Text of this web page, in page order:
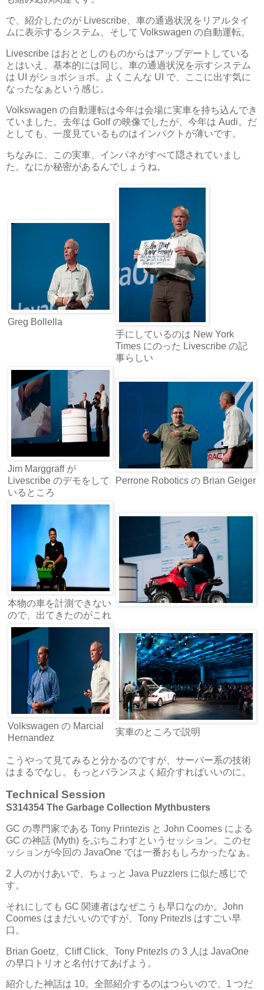
で、紹介したのが Livescribe、車の通過状況をリアルタイ
ムに表示するシステム、そして Volkswagen の自動運転。
Livescribe はおととしのものからはアップデートしている
とはいえ、基本的には同じ。車の通過状況を示すシステム
は UI がショボショボ。よくこんな UI で、ここに出す気に
なったなぁという感じ。
Volkswagen の自動運転は今年は会場に実車を持ち込んでき
ていました。去年は Golf の映像でしたが、今年は Audi。だ
としても、一度見ているものはインパクトが薄いです。
ちなみに、この実車、インパネがすべて隠されていまし
た。なにか秘密があるんでしょうね。
Greg Bollella
手にしているのは New York
Times にのった Livescribe の記
事らしい
Jim Marggraff が
Livescribe のデモをして
いるところ
Perrone Robotics の Brian Geiger
本物の車を計測できない
ので、出てきたのがこれ
Volkswagen の Marcial
Hernandez
実車のところで説明
こうやって見てみると分かるのですが、サーバー系の技術
はまるでなし。もっとバランスよく紹介すればいいのに。
Technical Session
S314354 The Garbage Collection Mythbusters
GC の専門家である Tony Printezis と John Coomes による
GC の神話 (Myth) をぶちこわすというセッション。このセ
ッションが今回の JavaOne では一番おもしろかったなぁ。
2 人のかけあいで、ちょっと Java Puzzlers に似た感じで
す。
それにしても GC 関連者はなぜこうも早口なのか。John
Coomes はまだいいのですが、Tony Pritezls はすごい早
口。
Brian Goetz、Cliff Click、Tony Pritezls の 3 人は JavaOne
の早口トリオと名付けてあげよう。
紹介した神話は 10。全部紹介するのはつらいので、1 つだ